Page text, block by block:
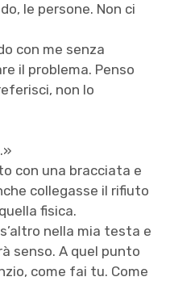
le persone. Non ci
con me senza
il problema. Penso
non lo
con una bracciata e
collegasse il rifiuto
fisica.
nella mia testa e
senso. A quel punto
come fai tu. Come